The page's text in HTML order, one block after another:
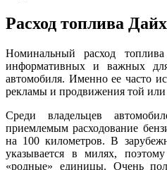
Расход топлива
Номинальный расход
информативных и важных для
автомобиля. Именно ее часто
рекламы и продвижения той
Среди владельцев
приемлемым расходование
на 100 километров. В
указывается в милях,
«родные» единицы. Очень